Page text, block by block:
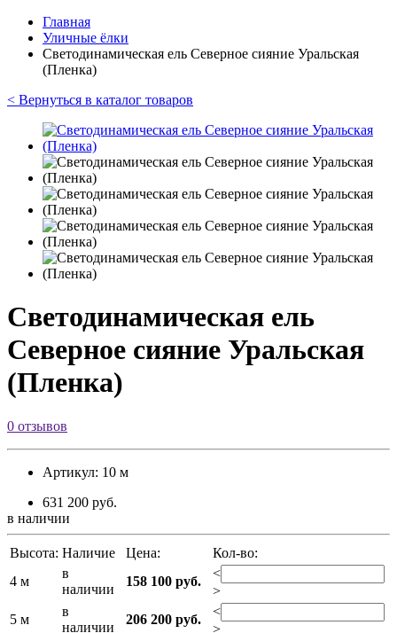
Главная
Уличные ёлки
Светодинамическая ель Северное сияние Уральская
(Пленка)
< Вернуться в каталог товаров
Светодинамическая ель
Северное сияние Уральская
(Пленка)
0 отзывов
Артикул: 10 м
631 200 руб.
в наличии
Высота: Наличие Цена:
Кол-во:
4 м
в
наличии
158 100 руб.
<
>
5 м
в
наличии
206 200 руб.
<
>